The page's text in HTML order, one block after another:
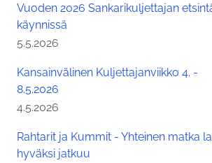
Vuoden 2026 Sankarikuljettajan
käynnissä
Julkaistu:
5.5.2026
Kansainvälinen Kuljettajanviikko 4. -
8.5.2026
Julkaistu:
4.5.2026
Rahtarit ja Kummit - Yhteinen matka
hyväksi jatkuu